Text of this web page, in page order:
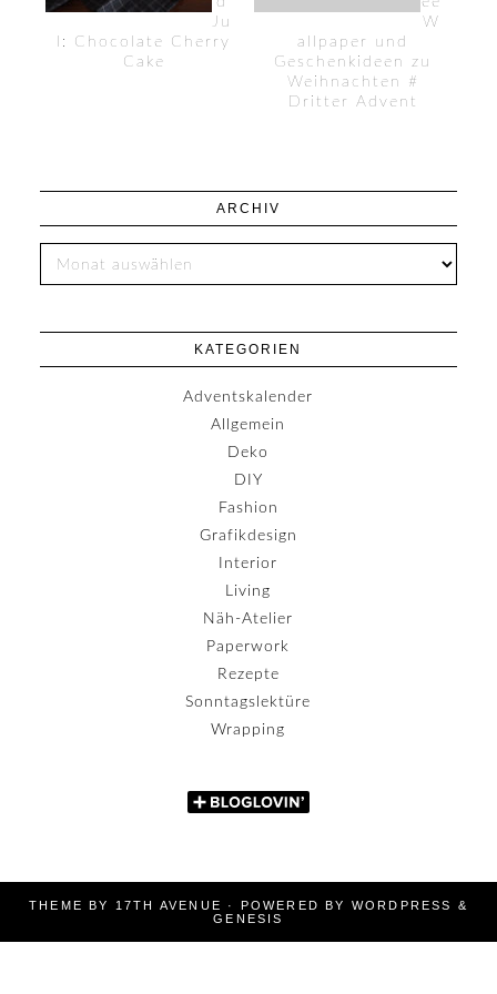
Ju
l: Chocolate Cherry
Cake
W
allpaper und
Geschenkideen zu
Weihnachten #
Dritter Advent
ARCHIV
KATEGORIEN
Adventskalender
Allgemein
Deko
DIY
Fashion
Grafikdesign
Interior
Living
Näh-Atelier
Paperwork
Rezepte
Sonntagslektüre
Wrapping
THEME BY 17TH AVENUE · POWERED BY WORDPRESS
&
GENESIS